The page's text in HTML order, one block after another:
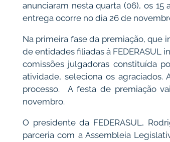
anunciaram nesta quarta (06), os
entrega ocorre no dia 26 de
Na primeira fase da premiação, que
de entidades filiadas à FEDERASUL
comissões julgadoras constituída
atividade, seleciona os
processo.
A festa de premiação
novembro.
O presidente da FEDERASUL,
parceria com a Assembleia